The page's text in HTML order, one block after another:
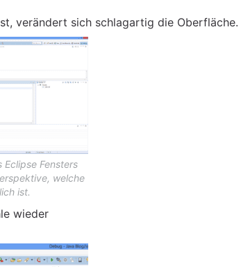
verändert sich schlagartig die Oberfläche.
Eclipse Fensters
welche
ist.
wieder